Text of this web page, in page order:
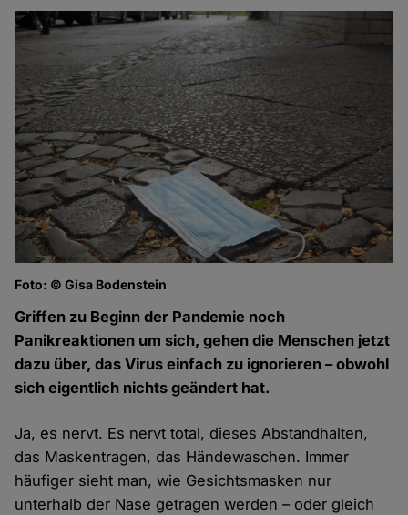
Foto: © Gisa Bodenstein
Griffen zu Beginn der Pandemie noch
Panikreaktionen um sich, gehen die Menschen jetzt
dazu über, das Virus einfach zu ignorieren – obwohl
sich eigentlich nichts geändert hat.
Ja, es nervt. Es nervt total, dieses Abstandhalten,
das Maskentragen, das Händewaschen. Immer
häufiger sieht man, wie Gesichtsmasken nur
unterhalb der Nase getragen werden – oder gleich